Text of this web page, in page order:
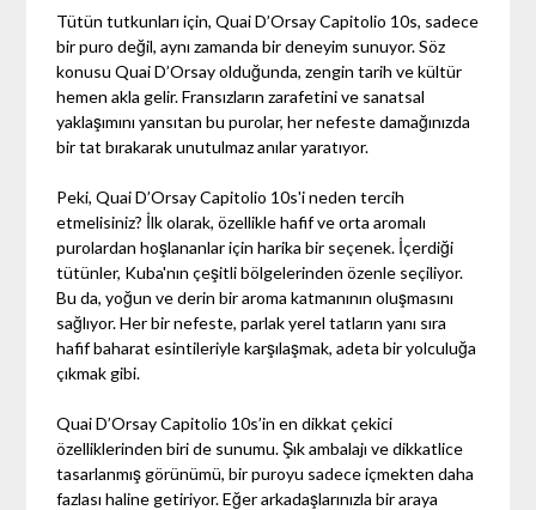
Tütün tutkunları için, Quai D’Orsay Capitolio 10s, sadece
bir puro değil, aynı zamanda bir deneyim sunuyor. Söz
konusu Quai D’Orsay olduğunda, zengin tarih ve kültür
hemen akla gelir. Fransızların zarafetini ve sanatsal
yaklaşımını yansıtan bu purolar, her nefeste damağınızda
bir tat bırakarak unutulmaz anılar yaratıyor.
Peki, Quai D’Orsay Capitolio 10s'i neden tercih
etmelisiniz? İlk olarak, özellikle hafif ve orta aromalı
purolardan hoşlananlar için harika bir seçenek. İçerdiği
tütünler, Kuba'nın çeşitli bölgelerinden özenle seçiliyor.
Bu da, yoğun ve derin bir aroma katmanının oluşmasını
sağlıyor. Her bir nefeste, parlak yerel tatların yanı sıra
hafif baharat esintileriyle karşılaşmak, adeta bir yolculuğa
çıkmak gibi.
Quai D’Orsay Capitolio 10s’in en dikkat çekici
özelliklerinden biri de sunumu. Şık ambalajı ve dikkatlice
tasarlanmış görünümü, bir puroyu sadece içmekten daha
fazlası haline getiriyor. Eğer arkadaşlarınızla bir araya